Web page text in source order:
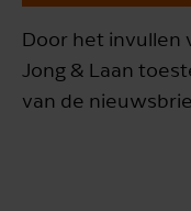
Door het invullen
Jong & Laan
van de